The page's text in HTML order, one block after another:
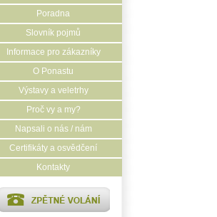
Poradna
Slovník pojmů
Informace pro zákazníky
O Ponastu
Výstavy a veletrhy
Proč vy a my?
Napsali o nás / nám
Certifikáty a osvědčení
Kontakty